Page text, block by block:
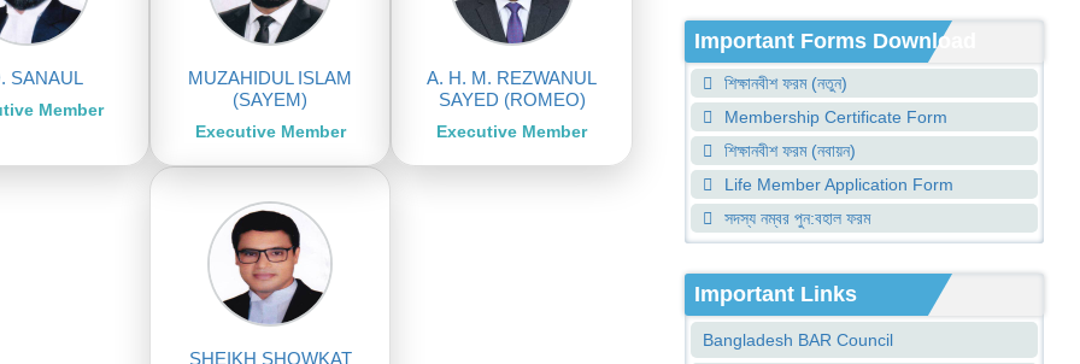
SANAUL
Member
MUZAHIDUL ISLAM
(SAYEM)
Executive Member
A. H. M. REZWANUL
SAYED (ROMEO)
Executive Member
SHEIKH SHOWKAT
Important Forms Download
শিক্ষানবীশ ফরম (নতুন)
Membership Certificate Form
শিক্ষানবীশ ফরম (নবায়ন)
Life Member Application Form
সদস্য নম্বর পুন:বহাল ফরম
Important Links
Bangladesh BAR Council